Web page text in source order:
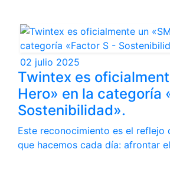
02 julio 2025
Twintex es
Hero» en la categoría
Sostenibilidad».
Este reconocimiento es el reflejo
que hacemos cada día: afrontar